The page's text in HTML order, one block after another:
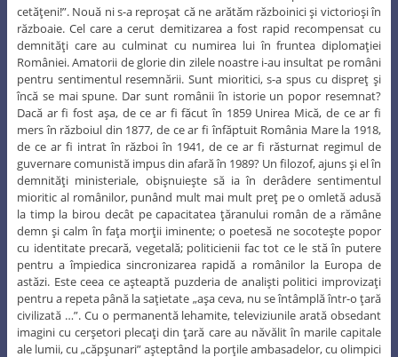
cetăţeni!”. Nouă ni s-a reproşat că ne arătăm războinici şi victorioşi în
războaie. Cel care a cerut demitizarea a fost rapid recompensat cu
demnităţi care au culminat cu numirea lui în fruntea diplomaţiei
României. Amatorii de glorie din zilele noastre i-au insultat pe români
pentru sentimentul resemnării. Sunt mioritici, s-a spus cu dispreţ şi
încă se mai spune. Dar sunt românii în istorie un popor resemnat?
Dacă ar fi fost aşa, de ce ar fi făcut în 1859 Unirea Mică, de ce ar fi
mers în războiul din 1877, de ce ar fi înfăptuit România Mare la 1918,
de ce ar fi intrat în război în 1941, de ce ar fi răsturnat regimul de
guvernare comunistă impus din afară în 1989? Un filozof, ajuns şi el în
demnităţi ministeriale, obişnuieşte să ia în derâdere sentimentul
mioritic al românilor, punând mult mai mult preţ pe o omletă adusă
la timp la birou decât pe capacitatea ţăranului român de a rămâne
demn şi calm în faţa morţii iminente; o poetesă ne socoteşte popor
cu identitate precară, vegetală; politicienii fac tot ce le stă în putere
pentru a împiedica sincronizarea rapidă a românilor la Europa de
astăzi. Este ceea ce aşteaptă puzderia de analişti politici improvizaţi
pentru a repeta până la saţietate „aşa ceva, nu se întâmplă într-o ţară
civilizată …”. Cu o permanentă lehamite, televiziunile arată obsedant
imagini cu cerşetori plecaţi din ţară care au năvălit în marile capitale
ale lumii, cu „căpşunari” aşteptând la porţile ambasadelor, cu olimpici